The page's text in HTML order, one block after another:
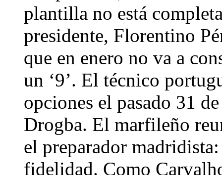
plantilla no está
presidente, Florentino
que en enero no va a
un ‘9’. El técnico
opciones el pasado 31
Drogba. El marfileño
el preparador
fidelidad. Como